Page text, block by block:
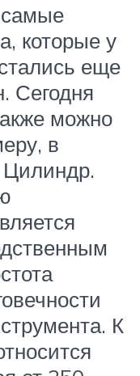
которые у
еще
Сегодня
можно
в
Цилиндр.
К